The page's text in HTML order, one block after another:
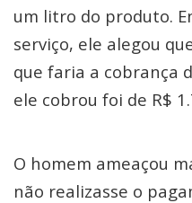
um litro do produto.
serviço, ele alegou
que faria a cobrança
ele cobrou foi de R$
O homem ameaçou
não realizasse o